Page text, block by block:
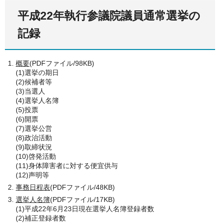
平成22年執行参議院議員通常選挙の
記録
概要(PDFファイル/98KB)
(1)選挙の期日
(2)候補者等
(3)当選人
(4)選挙人名簿
(5)投票
(6)開票
(7)選挙公営
(8)政治活動
(9)取締状況
(10)啓発活動
(11)身体障害者に対する便宜供与
(12)声明等
事務日程表(PDFファイル/48KB)
選挙人名簿(PDFファイル/17KB)
(1)平成22年6月23日現在選挙人名簿登録者数
(2)補正登録者数